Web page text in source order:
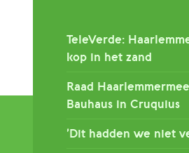
TeleVerde:
kop in het zand
Raad
Bauhaus in Cruquius
’Dit hadden we niet